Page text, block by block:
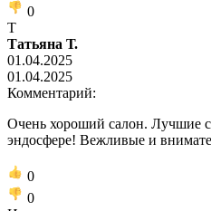
0
Т
Татьяна Т.
01.04.2025
01.04.2025
Комментарий:
Очень хороший салон. Лучшие
эндосфере! Вежливые и
0
0